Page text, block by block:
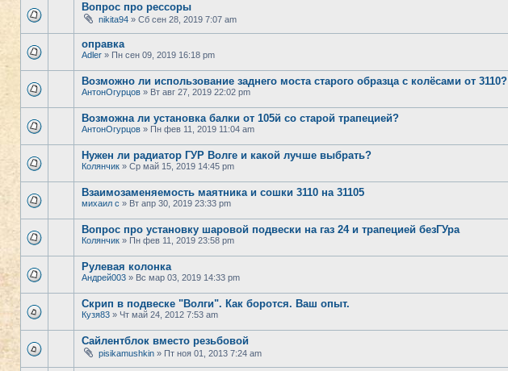
Вопрос про рессоры
nikita94 » Сб сен 28, 2019 7:07 am
оправка
Adler » Пн сен 09, 2019 16:18 pm
Возможно ли использование заднего моста старого образца с колёсами от 3110?
АнтонОгурцов » Вт авг 27, 2019 22:02 pm
Возможна ли установка балки от 105й со старой трапецией?
АнтонОгурцов » Пн фев 11, 2019 11:04 am
Нужен ли радиатор ГУР Волге и какой лучше выбрать?
Колянчик » Ср май 15, 2019 14:45 pm
Взаимозаменяемость маятника и сошки 3110 на 31105
михаил с » Вт апр 30, 2019 23:33 pm
Вопрос про установку шаровой подвески на газ 24 и трапецией безГУра
Колянчик » Пн фев 11, 2019 23:58 pm
Рулевая колонка
Андрей003 » Вс мар 03, 2019 14:33 pm
Скрип в подвеске "Волги". Как боротся. Ваш опыт.
Кузя83 » Чт май 24, 2012 7:53 am
Сайлентблок вместо резьбовой
pisikamushkin » Пт ноя 01, 2013 7:24 am